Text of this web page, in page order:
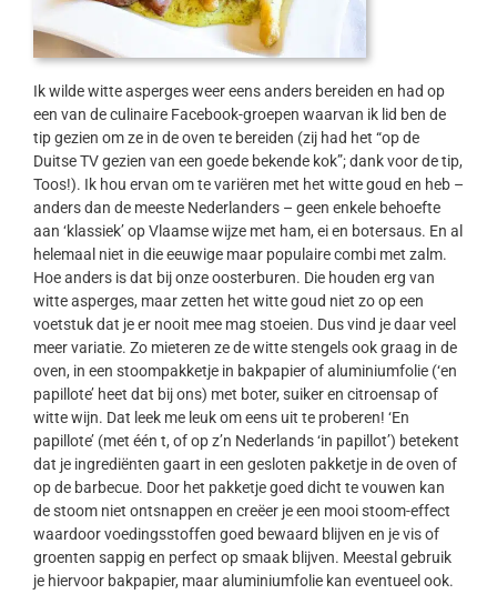
Ik wilde witte asperges weer eens anders bereiden en had op
een van de culinaire Facebook-groepen waarvan ik lid ben de
tip gezien om ze in de oven te bereiden (zij had het “op de
Duitse TV gezien van een goede bekende kok”; dank voor de tip,
Toos!). Ik hou ervan om te variëren met het witte goud en heb –
anders dan de meeste Nederlanders – geen enkele behoefte
aan ‘klassiek’ op Vlaamse wijze met ham, ei en botersaus. En al
helemaal niet in die eeuwige maar populaire combi met zalm.
Hoe anders is dat bij onze oosterburen. Die houden erg van
witte asperges, maar zetten het witte goud niet zo op een
voetstuk dat je er nooit mee mag stoeien. Dus vind je daar veel
meer variatie. Zo mieteren ze de witte stengels ook graag in de
oven, in een stoompakketje in bakpapier of aluminiumfolie (‘en
papillote’ heet dat bij ons) met boter, suiker en citroensap of
witte wijn. Dat leek me leuk om eens uit te proberen! ‘En
papillote’ (met één t, of op z’n Nederlands ‘in papillot’) betekent
dat je ingrediënten gaart in een gesloten pakketje in de oven of
op de barbecue. Door het pakketje goed dicht te vouwen kan
de stoom niet ontsnappen en creëer je een mooi stoom-effect
waardoor voedingsstoffen goed bewaard blijven en je vis of
groenten sappig en perfect op smaak blijven. Meestal gebruik
je hiervoor bakpapier, maar aluminiumfolie kan eventueel ook.